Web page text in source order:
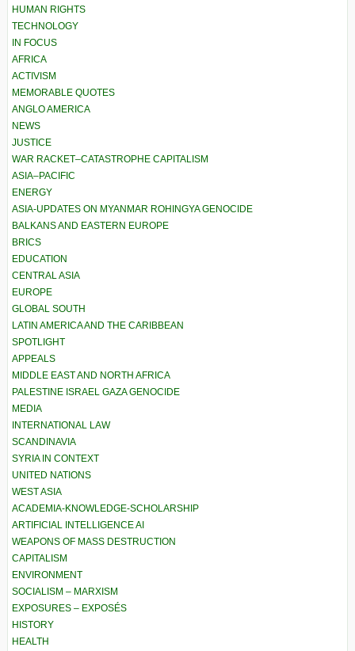
HUMAN RIGHTS
TECHNOLOGY
IN FOCUS
AFRICA
ACTIVISM
MEMORABLE QUOTES
ANGLO AMERICA
NEWS
JUSTICE
WAR RACKET–CATASTROPHE CAPITALISM
ASIA–PACIFIC
ENERGY
ASIA-UPDATES ON MYANMAR ROHINGYA GENOCIDE
BALKANS AND EASTERN EUROPE
BRICS
EDUCATION
CENTRAL ASIA
EUROPE
GLOBAL SOUTH
LATIN AMERICA AND THE CARIBBEAN
SPOTLIGHT
APPEALS
MIDDLE EAST AND NORTH AFRICA
PALESTINE ISRAEL GAZA GENOCIDE
MEDIA
INTERNATIONAL LAW
SCANDINAVIA
SYRIA IN CONTEXT
UNITED NATIONS
WEST ASIA
ACADEMIA-KNOWLEDGE-SCHOLARSHIP
ARTIFICIAL INTELLIGENCE AI
WEAPONS OF MASS DESTRUCTION
CAPITALISM
ENVIRONMENT
SOCIALISM – MARXISM
EXPOSURES – EXPOSÉS
HISTORY
HEALTH